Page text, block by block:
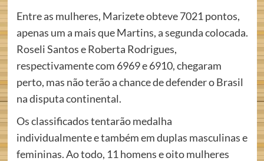
Entre as mulheres, Marizete obteve 7021 pontos,
apenas um a mais que Martins, a segunda colocada.
Roseli Santos e Roberta Rodrigues,
respectivamente com 6969 e 6910, chegaram
perto, mas não terão a chance de defender o Brasil
na disputa continental.
Os classificados tentarão medalha
individualmente e também em duplas masculinas e
femininas. Ao todo, 11 homens e oito mulheres